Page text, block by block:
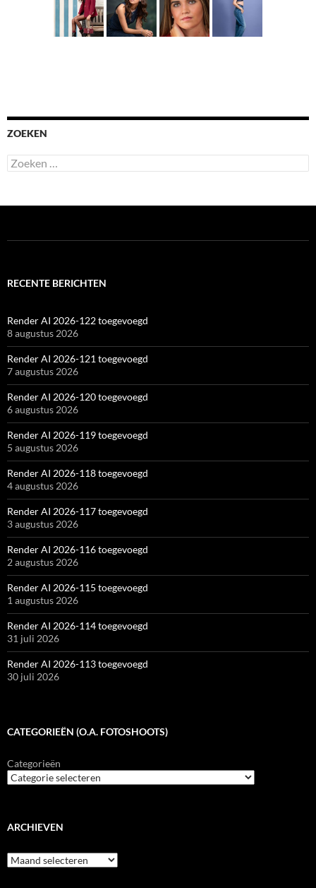
ZOEKEN
Zoeken
naar:
RECENTE BERICHTEN
Render AI 2026-122 toegevoegd
8 augustus 2026
Render AI 2026-121 toegevoegd
7 augustus 2026
Render AI 2026-120 toegevoegd
6 augustus 2026
Render AI 2026-119 toegevoegd
5 augustus 2026
Render AI 2026-118 toegevoegd
4 augustus 2026
Render AI 2026-117 toegevoegd
3 augustus 2026
Render AI 2026-116 toegevoegd
2 augustus 2026
Render AI 2026-115 toegevoegd
1 augustus 2026
Render AI 2026-114 toegevoegd
31 juli 2026
Render AI 2026-113 toegevoegd
30 juli 2026
CATEGORIEËN (O.A. FOTOSHOOTS)
Categorieën
ARCHIEVEN
Archieven